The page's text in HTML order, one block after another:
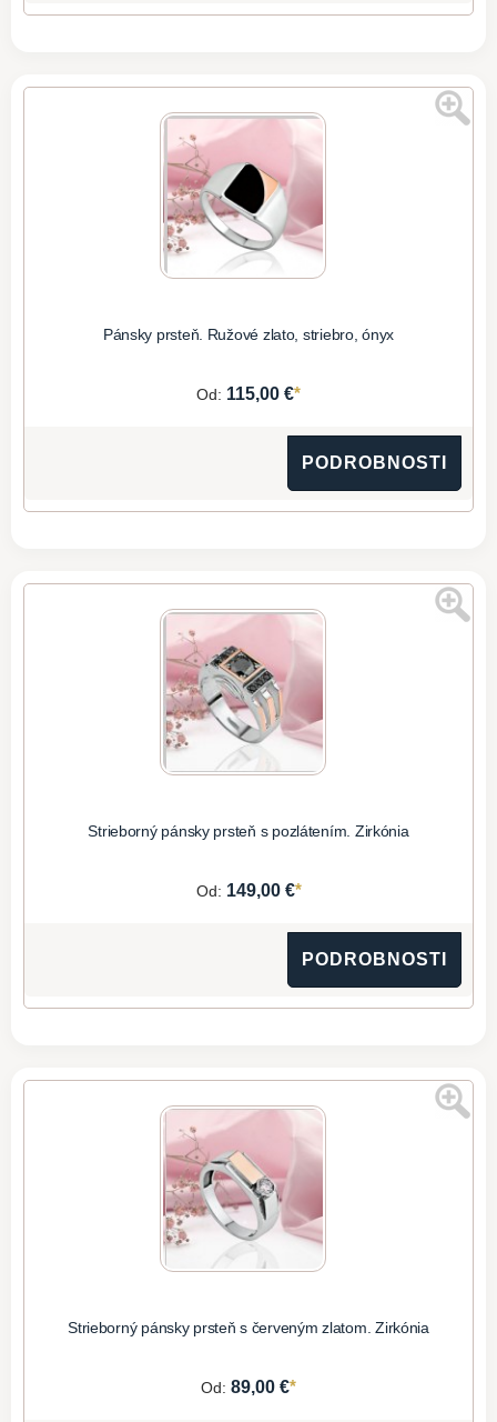
Pánsky prsteň. Ružové zlato, striebro, ónyx
Od: 115,00 €*
PODROBNOSTI
Strieborný pánsky prsteň s pozlátením. Zirkónia
Od: 149,00 €*
PODROBNOSTI
Strieborný pánsky prsteň s červeným zlatom. Zirkónia
Od: 89,00 €*